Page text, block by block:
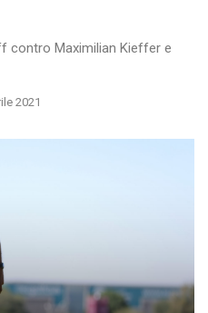
contro Maximilian Kieffer e
2021